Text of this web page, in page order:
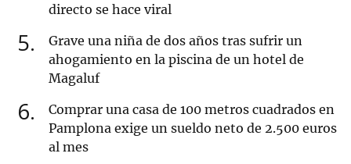
directo se hace viral
5
Grave una niña de dos años tras sufrir un
ahogamiento en la piscina de un hotel de
Magaluf
6
Comprar una casa de 100 metros cuadrados en
Pamplona exige un sueldo neto de 2.500 euros
al mes